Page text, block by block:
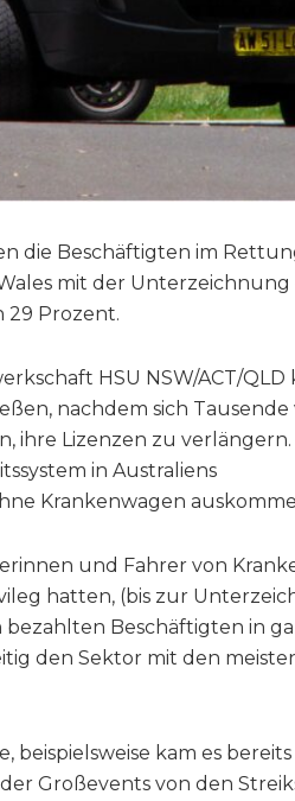
die Beschäftigten im
mit der Unterzeichnung
29 Prozent.
HSU NSW/ACT/
nachdem sich Tausende
ihre Lizenzen zu
in Australiens
Krankenwagen
und Fahrer von
hatten, (bis zur
Beschäftigten in
den Sektor mit den
kam es bereits
Großevents von den